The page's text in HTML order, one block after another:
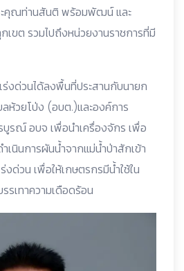
คุณท่านสันติ พร้อมพัฒน์ และ
ขต รวมไปถึงหน่วยงานราชการที่มี
งด่วนได้ลงพื้นที่ประสานกับนายก
ห้วยโป่ง (อบต.)และองค์การ
รณ์ อบจ เพื่อนำเครื่องจักร เพื่อ
เนินการผันน้ำจากแม่น้ำป่าสักเข้า
ด่วน เพื่อให้เกษตรกรมีน้ำใช้ใน
รเทาความเดือดร้อน